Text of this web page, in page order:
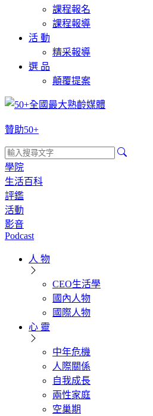
課程報名
課程報導
活 動
精采報導
選 品
顛覆提案
贊助50+
學院
生活百科
評鑑
活動
影音
Podcast
人 物
CEO生活學
國內人物
國際人物
心 靈
中年危機
人際關係
自我成長
兩性家庭
空巢期